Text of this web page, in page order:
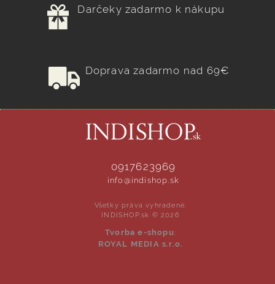
Darčeky zadarmo k nákupu
Doprava zadarmo nad 69€
0917623969
info@indishop.sk
Všetky práva vyhradené.
INDISHOP.sk © 2026
Tvorba e-shopu:
ROYAL MEDIA s.r.o.